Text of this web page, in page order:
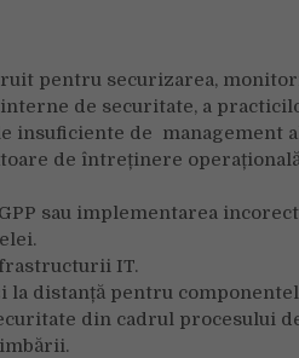
pentru securizarea,
de securitate, a
insuficiente de management
de întreținere
sau implementarea
IT.
la distanță pentru
din cadrul procesului